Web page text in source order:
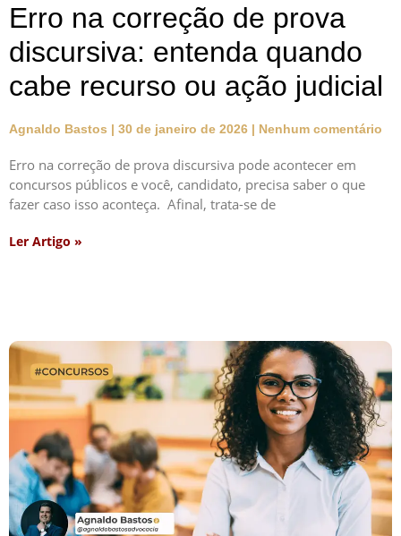
Erro na correção de prova
discursiva: entenda quando
cabe recurso ou ação judicial
Agnaldo Bastos 30 de janeiro de 2026 Nenhum comentário
Erro na correção de prova discursiva pode acontecer em
concursos públicos e você, candidato, precisa saber o que
fazer caso isso aconteça. Afinal, trata-se de
Ler Artigo »